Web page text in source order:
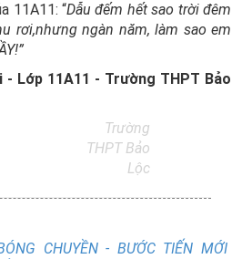
11A11: “Dẫu đếm hết sao trời đêm
rơi,nhưng ngàn năm, làm sao em
- Lớp 11A11 - Trường THPT Bảo
Trường
THPT Bảo
Lộc
CHUYỀN - BƯỚC TIẾN MỚI